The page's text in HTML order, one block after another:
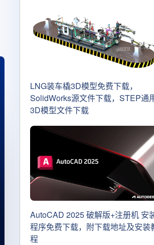
LNG装车橇3D模型免费下载，
SolidWorks源文件下载，STEP通
3D模型文件下载
AutoCAD 2025 破解版+注册机 安
程序免费下载，附下载地址及安装
程